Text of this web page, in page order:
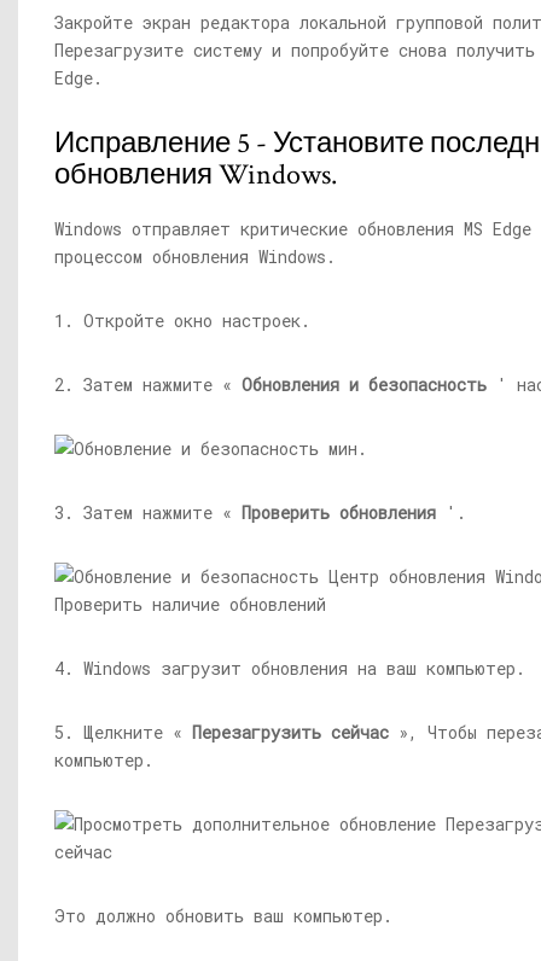
Закройте экран редактора локальной групповой
Перезагрузите систему и попробуйте снова
Edge.
Исправление 5 - Установите
обновления Windows.
Windows отправляет критические обновления MS
процессом обновления Windows.
1. Откройте окно настроек.
2. Затем нажмите « Обновления и безопасность '
3. Затем нажмите « Проверить обновления '.
4. Windows загрузит обновления на ваш компьютер.
5. Щелкните « Перезагрузить сейчас », Чтобы
компьютер.
Это должно обновить ваш компьютер.